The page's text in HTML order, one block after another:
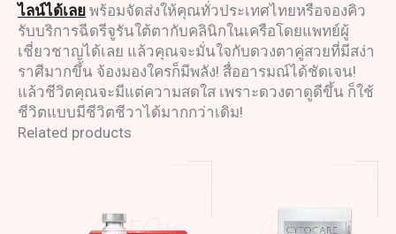
ไลน์ได้เลย พร้อมจัดส่งให้คุณทั่วประเทศไทยหรือจองคิว
รับบริการฉีดรีจูรันใต้ตากับคลินิกในเครือโดยแพทย์ผู้
เชี่ยวชาญได้เลย แล้วคุณจะมั่นใจกับดวงตาคู่สวยที่มีสง่า
ราศีมากขึ้น จ้องมองใครก็มีพลัง! สื่ออารมณ์ได้ชัดเจน!
แล้วชีวิตคุณจะมีแต่ความสดใส เพราะดวงตาดูดีขึ้น ก็ใช้
ชีวิตแบบมีชีวิตชีวาได้มากกว่าเดิม!
Related products